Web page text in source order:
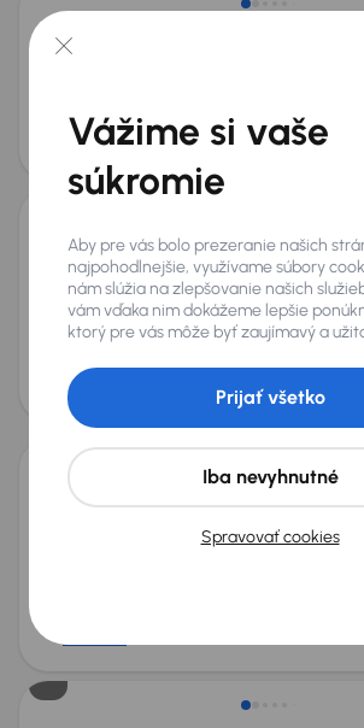
Opel Insignia
Mesačná splátka
od 10 €
Opel Insignia
2016 174 532 kmAutomatDiesel 2.0 CDTI
Servisná knižka Kúpené nové v SR 2.0
+7 ďalších
od 26 €
Opel Insignia
Automat Benzín1.5 Turbo
Vážime si vaše
súkromie
Aby pre vás bolo prezeranie našich
najpohodlnejšie, využívame súbory
nám slúžia na zlepšovanie našich
vám vďaka nim dokážeme lepšie
ktorý pre vás môže byť zaujímavý a
Spravovať cookies
Iba nevyhnutné
Prijať všetko